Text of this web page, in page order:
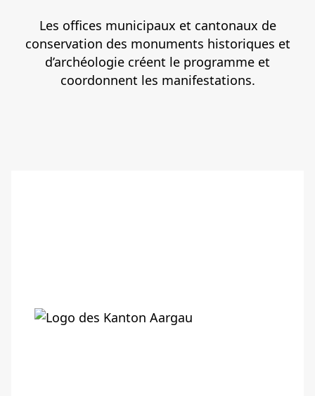
Les offices municipaux et cantonaux de
conservation des monuments historiques et
d’archéologie créent le programme et
coordonnent les manifestations.